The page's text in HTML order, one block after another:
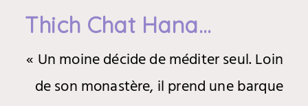
Thich Chat Hana...
« Un moine décide de méditer seul. Loin
de son monastère, il prend une barque